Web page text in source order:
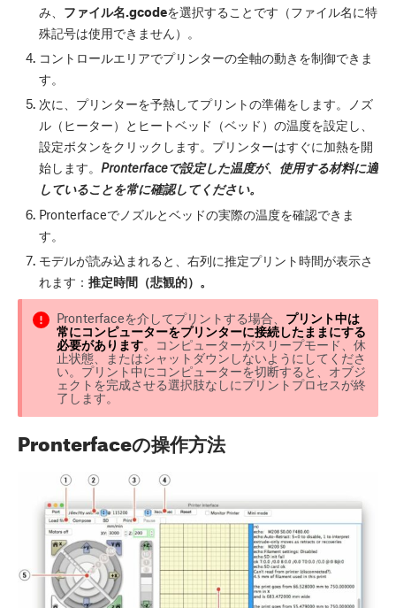
み、 ファイル名.gcodeを選択することです（ファイル名に特
殊記号は使用できません）。
コントロールエリアでプリンターの全軸の動きを制御できま
す。
次に、プリンターを予熱してプリントの準備をします。ノズ
ル（ヒーター）とヒートベッド（ベッド）の温度を設定し、
設定ボタンをクリックします。プリンターはすぐに加熱を開
始します。 Pronterfaceで設定した温度が、使用する材料に適
していることを常に確認してください。
Pronterfaceでノズルとベッドの実際の温度を確認できま
す。
モデルが読み込まれると、右列に推定プリント時間が表示さ
れます： 推定時間（悲観的）。
Pronterfaceを介してプリントする場合、 プリント中は
常にコンピューターをプリンターに接続したままにする
必要があります。コンピューターがスリープモード、休
止状態、またはシャットダウンしないようにしてくださ
い。プリント中にコンピューターを切断すると、オブジ
ェクトを完成させる選択肢なしにプリントプロセスが終
了します。
Pronterfaceの操作方法